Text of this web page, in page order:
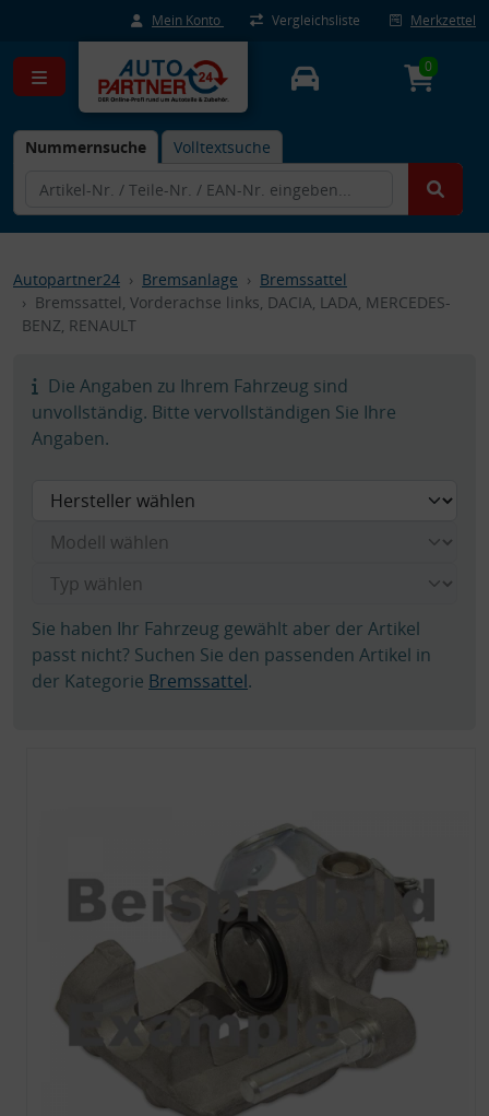
Mein Konto Vergleichsliste Merkzettel
Nummernsuche Volltextsuche
0
Autopartner24 Bremsanlage
Bremssattel
Bremssattel, Vorderachse links, DACIA, LADA, MERCEDES-
BENZ, RENAULT
Die Angaben zu Ihrem Fahrzeug sind
unvollständig. Bitte vervollständigen Sie Ihre
Angaben.
Sie haben Ihr Fahrzeug gewählt aber der Artikel
passt nicht? Suchen Sie den passenden Artikel in
der Kategorie Bremssattel.